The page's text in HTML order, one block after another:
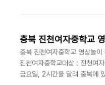
간에는 각 팀 별 우수 기획안
충북 진천여자중학교
충북 진천여자중학교 영상놀
진천여자중학교대상 : 진천여
금요일, 2시간을 달려 충북에